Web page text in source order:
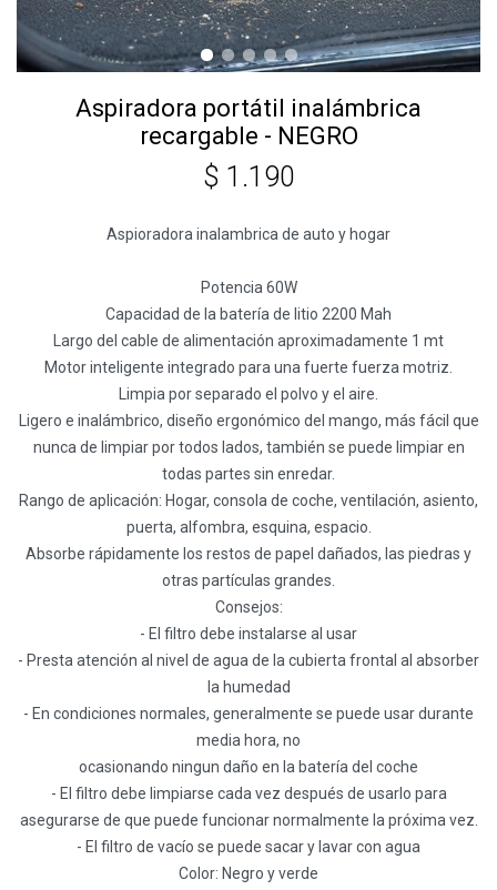
Aspiradora portátil inalámbrica
recargable - NEGRO
$ 1.190
Aspioradora inalambrica de auto y hogar
Potencia 60W
Capacidad de la batería de litio 2200 Mah
Largo del cable de alimentación aproximadamente 1 mt
Motor inteligente integrado para una fuerte fuerza motriz.
Limpia por separado el polvo y el aire.
Ligero e inalámbrico, diseño ergonómico del mango, más fácil que
nunca de limpiar por todos lados, también se puede limpiar en
todas partes sin enredar.
Rango de aplicación: Hogar, consola de coche, ventilación, asiento,
puerta, alfombra, esquina, espacio.
Absorbe rápidamente los restos de papel dañados, las piedras y
otras partículas grandes.
Consejos:
- El filtro debe instalarse al usar
- Presta atención al nivel de agua de la cubierta frontal al absorber
la humedad
- En condiciones normales, generalmente se puede usar durante
media hora, no
ocasionando ningun daño en la batería del coche
- El filtro debe limpiarse cada vez después de usarlo para
asegurarse de que puede funcionar normalmente la próxima vez.
- El filtro de vacío se puede sacar y lavar con agua
Color: Negro y verde